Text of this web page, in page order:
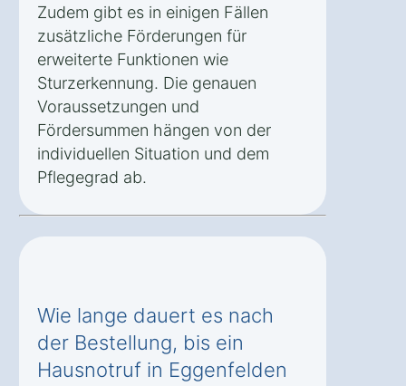
Zudem gibt es in einigen Fällen
zusätzliche Förderungen für
erweiterte Funktionen wie
Sturzerkennung. Die genauen
Voraussetzungen und
Fördersummen hängen von der
individuellen Situation und dem
Pflegegrad ab.
Wie lange dauert es nach
der Bestellung, bis ein
Hausnotruf in Eggenfelden